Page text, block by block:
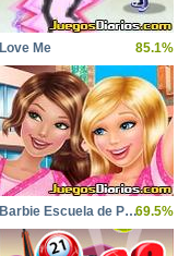
Love Me 85.1%
Barbie Escuela de Princesas69.5%